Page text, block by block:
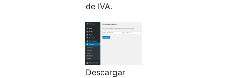
de IVA.
Descargar